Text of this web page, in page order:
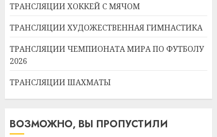
ТРАНСЛЯЦИИ ХОККЕЙ С МЯЧОМ
ТРАНСЛЯЦИИ ХУДОЖЕСТВЕННАЯ ГИМНАСТИКА
ТРАНСЛЯЦИИ ЧЕМПИОНАТА МИРА ПО ФУТБОЛУ
2026
ТРАНСЛЯЦИИ ШАХМАТЫ
ВОЗМОЖНО, ВЫ ПРОПУСТИЛИ